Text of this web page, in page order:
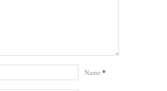
Name *